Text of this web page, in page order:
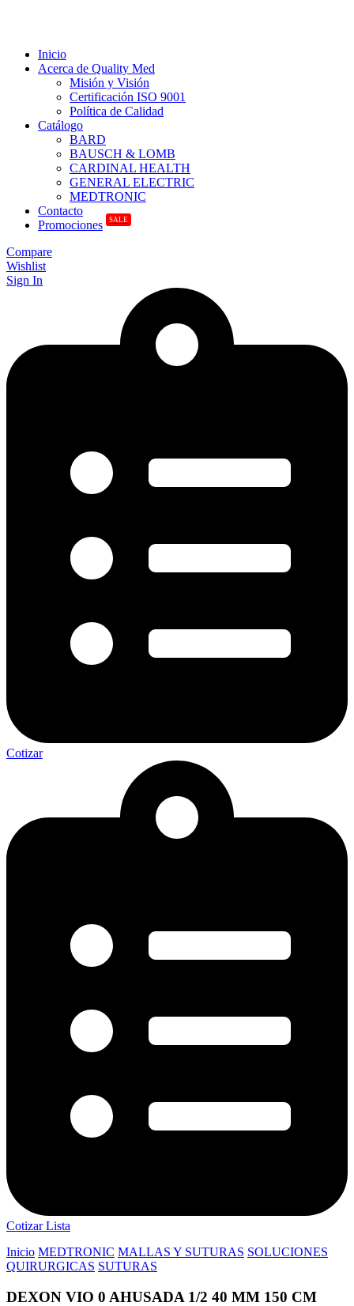
Inicio
Acerca de Quality Med
Misión y Visión
Certificación ISO 9001
Política de Calidad
Catálogo
BARD
BAUSCH & LOMB
CARDINAL HEALTH
GENERAL ELECTRIC
MEDTRONIC
Contacto
Promociones
SALE
Compare
Wishlist
Sign In
Cotizar
Cotizar Lista
Inicio MEDTRONIC MALLAS Y SUTURAS SOLUCIONES
QUIRURGICAS SUTURAS
DEXON VIO 0 AHUSADA 1/2 40 MM 150 CM